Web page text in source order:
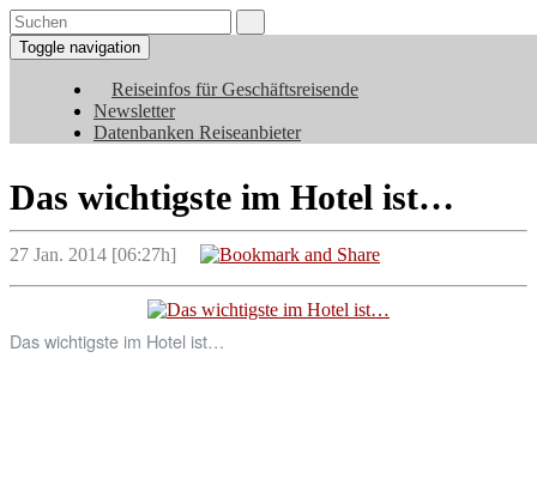
Toggle navigation
Reiseinfos für Geschäftsreisende
Newsletter
Datenbanken Reiseanbieter
Das wichtigste im Hotel ist…
27 Jan. 2014 [06:27h]
Das wichtigste im Hotel ist…